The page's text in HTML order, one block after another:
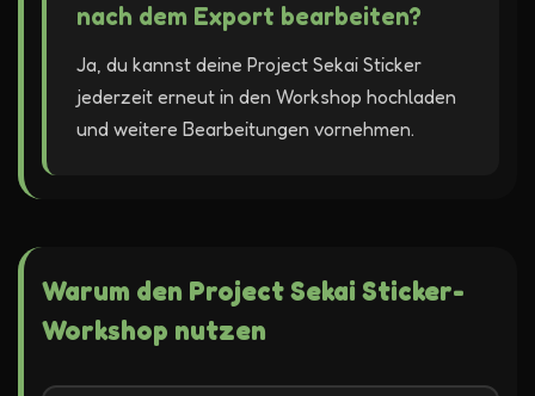
nach dem Export bearbeiten?
Ja, du kannst deine Project Sekai Sticker
jederzeit erneut in den Workshop hochladen
und weitere Bearbeitungen vornehmen.
Warum den Project Sekai Sticker-
Workshop nutzen